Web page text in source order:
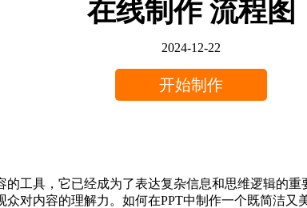
在线制作 流程图
2024-12-22
开始制作
的工具，它已经成为了表达复杂信息和思维逻辑的
众对内容的理解力。如何在PPT中制作一个既简洁